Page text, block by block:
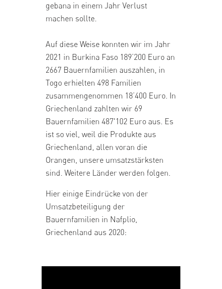
gebana in einem Jahr Verlust
machen sollte.
Auf diese Weise konnten wir im Jahr
2021 in Burkina Faso 189’200 Euro an
2667 Bauernfamilien auszahlen, in
Togo erhielten 498 Familien
zusammengenommen 18’400 Euro. In
Griechenland zahlten wir 69
Bauernfamilien 487'102 Euro aus. Es
ist so viel, weil die Produkte aus
Griechenland, allen voran die
Orangen, unsere umsatzstärksten
sind. Weitere Länder werden folgen.
Hier einige Eindrücke von der
Umsatzbeteiligung der
Bauernfamilien in Nafplio,
Griechenland aus 2020: